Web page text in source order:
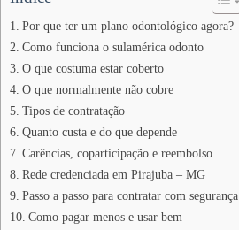
Por que ter um plano odontológico agora?
Como funciona o sulamérica odonto
O que costuma estar coberto
O que normalmente não cobre
Tipos de contratação
Quanto custa e do que depende
Carências, coparticipação e reembolso
Rede credenciada em Pirajuba – MG
Passo a passo para contratar com segurança
Como pagar menos e usar bem